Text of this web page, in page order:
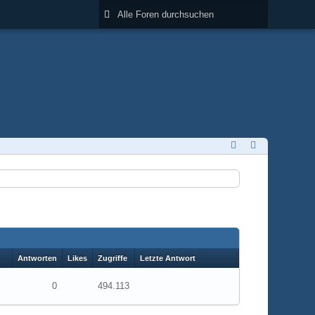
Antworten Likes Zugriffe Letzte Antwort
0 494.113